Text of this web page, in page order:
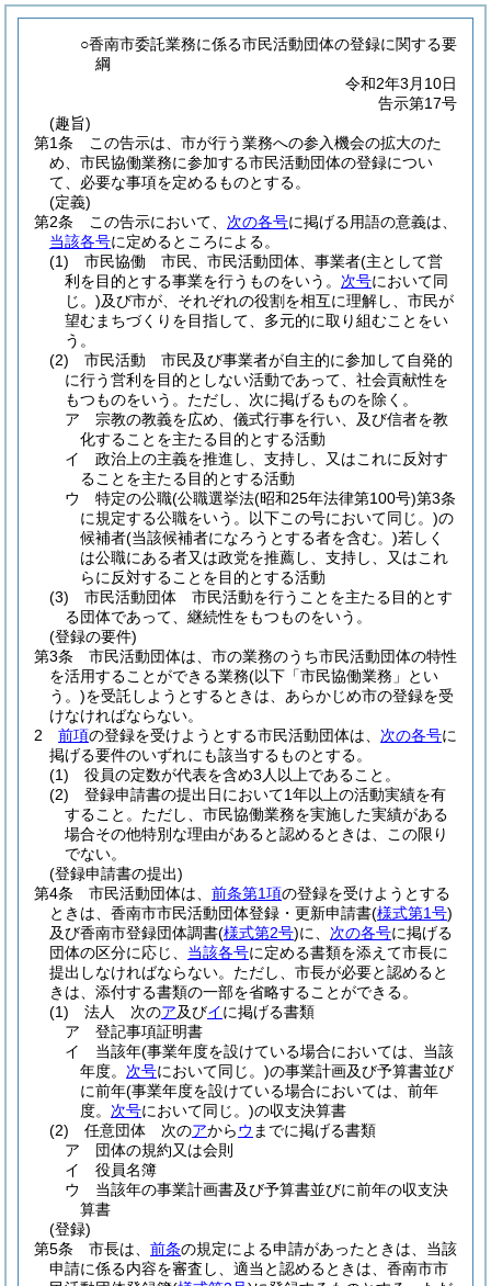
○香南市委託業務に係る市民活動団体の登録に関する要
綱
令和2年3月10日
告示第17号
(趣旨)
第1条
この告示は、市が行う業務への参入機会の拡大のた
め、市民協働業務に参加する市民活動団体の登録につい
て、必要な事項を定めるものとする。
(定義)
第2条
この告示において、 次の各号に掲げる用語の意義は、
当該各号に定めるところによる。
(1)
市民協働 市民、市民活動団体、事業者(主として営
利を目的とする事業を行うものをいう。 次号において同
じ。)及び市が、それぞれの役割を相互に理解し、市民が
望むまちづくりを目指して、多元的に取り組むことをい
う。
(2)
市民活動 市民及び事業者が自主的に参加して自発的
に行う営利を目的としない活動であって、社会貢献性を
もつものをいう。 ただし、次に掲げるものを除く。
ア
宗教の教義を広め、儀式行事を行い、及び信者を教
化することを主たる目的とする活動
イ
政治上の主義を推進し、支持し、又はこれに反対す
ることを主たる目的とする活動
ウ
特定の公職(公職選挙法(昭和25年法律第100号)第3条
に規定する公職をいう。以下この号において同じ。)の
候補者(当該候補者になろうとする者を含む。)若しく
は公職にある者又は政党を推薦し、支持し、又はこれ
らに反対することを目的とする活動
(3)
市民活動団体 市民活動を行うことを主たる目的とす
る団体であって、継続性をもつものをいう。
(登録の要件)
第3条
市民活動団体は、市の業務のうち市民活動団体の特性
を活用することができる業務(以下「市民協働業務」とい
う。)を受託しようとするときは、あらかじめ市の登録を受
けなければならない。
2
前項の登録を受けようとする市民活動団体は、 次の各号に
掲げる要件のいずれにも該当するものとする。
(1)
役員の定数が代表を含め3人以上であること。
(2)
登録申請書の提出日において1年以上の活動実績を有
すること。 ただし、市民協働業務を実施した実績がある
場合その他特別な理由があると認めるときは、この限り
でない。
(登録申請書の提出)
第4条
市民活動団体は、 前条第1項の登録を受けようとする
ときは、香南市市民活動団体登録・更新申請書(様式第1号)
及び香南市登録団体調書(様式第2号)に、 次の各号に掲げる
団体の区分に応じ、 当該各号に定める書類を添えて市長に
提出しなければならない。 ただし、市長が必要と認めると
きは、添付する書類の一部を省略することができる。
(1)
法人 次のア及びイに掲げる書類
ア
登記事項証明書
イ
当該年(事業年度を設けている場合においては、当該
年度。 次号において同じ。)の事業計画及び予算書並び
に前年(事業年度を設けている場合においては、前年
度。 次号において同じ。)の収支決算書
(2)
任意団体 次のアからウ までに掲げる書類
ア
団体の規約又は会則
イ
役員名簿
ウ
当該年の事業計画書及び予算書並びに前年の収支決
算書
(登録)
第5条
市長は、 前条の規定による申請があったときは、当該
申請に係る内容を審査し、適当と認めるときは、香南市市